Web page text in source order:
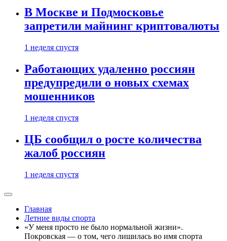
В Москве и Подмосковье
запретили майнинг криптовалюты
1 неделя спустя
Работающих удаленно россиян
предупредили о новых схемах
мошенников
1 неделя спустя
ЦБ сообщил о росте количества
жалоб россиян
1 неделя спустя
Главная
Летние виды спорта
«У меня просто не было нормальной жизни».
Покровская — о том, чего лишилась во имя спорта